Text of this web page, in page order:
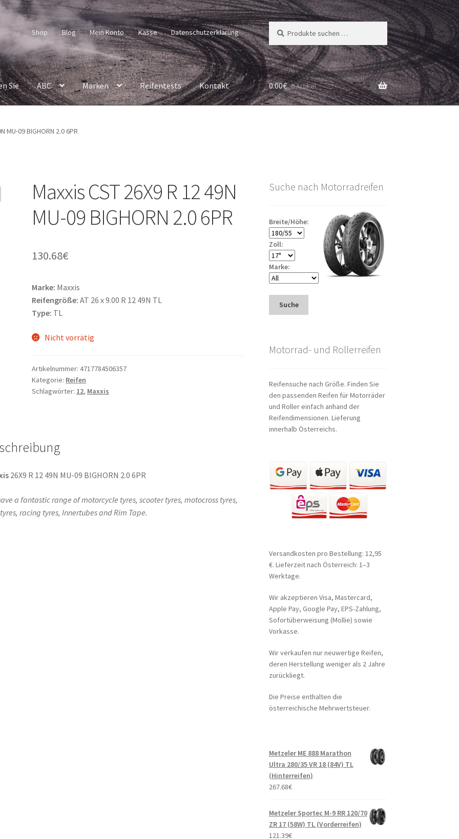
Shop Blog Mein Konto Kasse Datenschutzerklärung
Suchen
nach:
Suchen
Sie ABC Marken Reifentests Kontakt 0.00€ 0 Artikel
MU-09 BIGHORN 2.0 6PR
Maxxis CST 26X9 R 12 49N
MU-09 BIGHORN 2.0 6PR
130.68€
Marke: Maxxis
Reifengröße: AT 26 x 9.00 R 12 49N TL
Type: TL
Nicht vorrätig
Artikelnummer:4717784506357
Kategorie: Reifen
Schlagwörter: 12, Maxxis
26X9 R 12 49N MU-09 BIGHORN 2.0 6PR
a fantastic range of motorcycle tyres, scooter tyres, motocross tyres,
racing tyres, Innertubes and Rim Tape.
Suche nach Motorradreifen
Breite/Höhe:
Zoll:
Marke:
Suche
Motorrad- und Rollerreifen
Reifensuche nach Größe. Finden Sie
den passenden Reifen für Motorräder
und Roller einfach anhand der
Reifendimensionen. Lieferung
innerhalb Österreichs.
Versandkosten pro Bestellung: 12,95
€. Lieferzeit nach Österreich: 1–3
Werktage.
Wir akzeptieren Visa, Mastercard,
Apple Pay, Google Pay, EPS-Zahlung,
Sofortüberweisung (Mollie) sowie
Vorkasse.
Wir verkaufen nur neuwertige Reifen,
deren Herstellung weniger als 2 Jahre
zurückliegt.
Die Preise enthalten die
österreichische Mehrwertsteuer.
Metzeler ME 888 Marathon
Ultra 280/35 VR 18 (84V) TL
(Hinterreifen)
267.68€
Metzeler Sportec M-9 RR 120/70
ZR 17 (58W) TL (Vorderreifen)
121.39€